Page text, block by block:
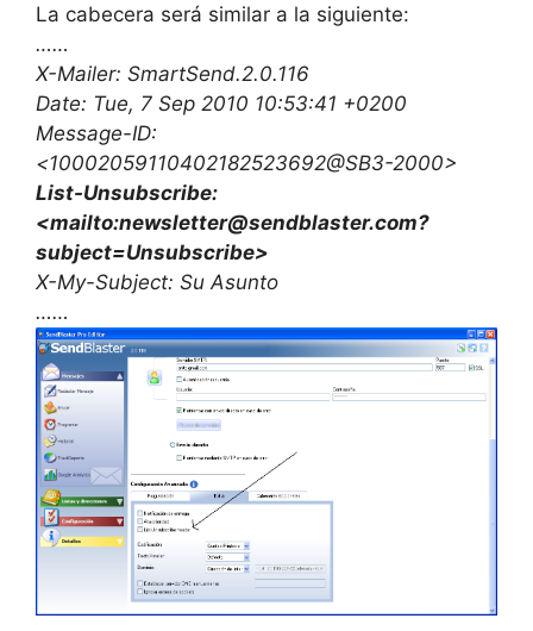
La cabecera será similar a la siguiente:
……
X-Mailer: SmartSend.2.0.116
Date: Tue, 7 Sep 2010 10:53:41 +0200
Message-ID:
<10002059110402182523692@SB3-2000>
List-Unsubscribe:
<mailto:newsletter@sendblaster.com?
subject=Unsubscribe>
X-My-Subject: Su Asunto
……